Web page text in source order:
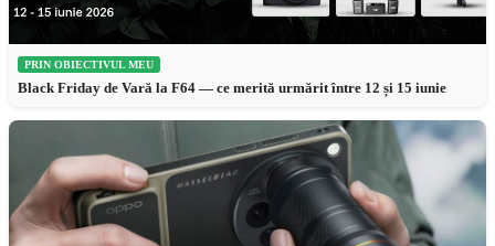
PRIN OBIECTIVUL MEU
Black Friday de Vară la F64 — ce merită urmărit între 12 și 15 iunie